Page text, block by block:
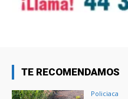
TE RECOMENDAMOS
Policiaca